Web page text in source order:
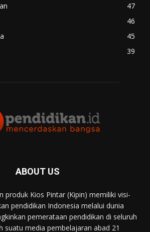
47
46
45
39
ABOUT US
produk Kios Pintar (Kipin) memiliki visi-
pendidikan Indonesia melalui dunia
pemerataan pendidikan di seluruh
suatu media pembelajaran abad 21